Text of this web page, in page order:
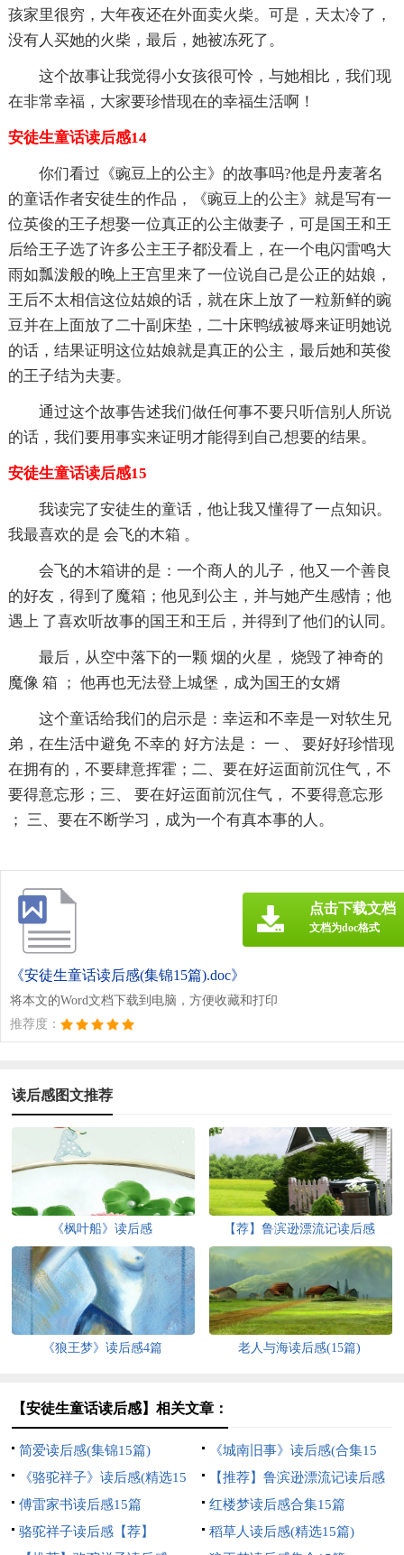
孩家里很穷，大年夜还在外面卖火柴。可是，天太冷了，
没有人买她的火柴，最后，她被冻死了。
这个故事让我觉得小女孩很可怜，与她相比，我们现
在非常幸福，大家要珍惜现在的幸福生活啊！
安徒生童话读后感14
你们看过《豌豆上的公主》的故事吗?他是丹麦著名
的童话作者安徒生的作品，《豌豆上的公主》就是写有一
位英俊的王子想娶一位真正的公主做妻子，可是国王和王
后给王子选了许多公主王子都没看上，在一个电闪雷鸣大
雨如瓢泼般的晚上王宫里来了一位说自己是公正的姑娘，
王后不太相信这位姑娘的话，就在床上放了一粒新鲜的豌
豆并在上面放了二十副床垫，二十床鸭绒被辱来证明她说
的话，结果证明这位姑娘就是真正的公主，最后她和英俊
的王子结为夫妻。
通过这个故事告述我们做任何事不要只听信别人所说
的话，我们要用事实来证明才能得到自己想要的结果。
安徒生童话读后感15
我读完了安徒生的童话，他让我又懂得了一点知识。
我最喜欢的是 会飞的木箱 。
会飞的木箱讲的是：一个商人的儿子，他又一个善良
的好友，得到了魔箱；他见到公主，并与她产生感情；他
遇上 了喜欢听故事的国王和王后，并得到了他们的认同。
最后，从空中落下的一颗 烟的火星， 烧毁了神奇的
魔像 箱 ； 他再也无法登上城堡，成为国王的女婿
这个童话给我们的启示是：幸运和不幸是一对软生兄
弟，在生活中避免 不幸的 好方法是： 一 、 要好好珍惜现
在拥有的，不要肆意挥霍；二、要在好运面前沉住气，不
要得意忘形；三、 要在好运面前沉住气， 不要得意忘形
； 三、要在不断学习，成为一个有真本事的人。
《安徒生童话读后感(集锦15篇).doc》
将本文的Word文档下载到电脑，方便收藏和打印
推荐度：
点击下载文档
文档为doc格式
读后感图文推荐
《枫叶船》读后感 【荐】鲁滨逊漂流记读后感
《狼王梦》读后感4篇 老人与海读后感(15篇)
【安徒生童话读后感】相关文章：
简爱读后感(集锦15篇)
《城南旧事》读后感(合集15
篇)
《骆驼祥子》读后感(精选15
篇)
【推荐】鲁滨逊漂流记读后感
傅雷家书读后感15篇
红楼梦读后感合集15篇
骆驼祥子读后感【荐】
稻草人读后感(精选15篇)